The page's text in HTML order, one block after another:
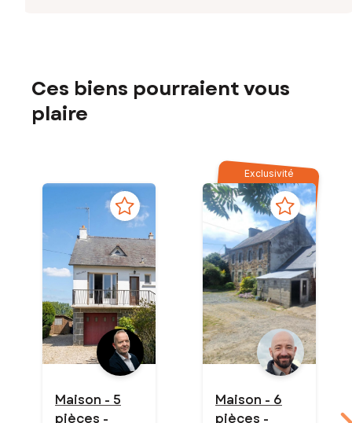
Ces biens pourraient vous
plaire
Maison - 5
pièces -
Exclusivité
Maison - 6
pièces -